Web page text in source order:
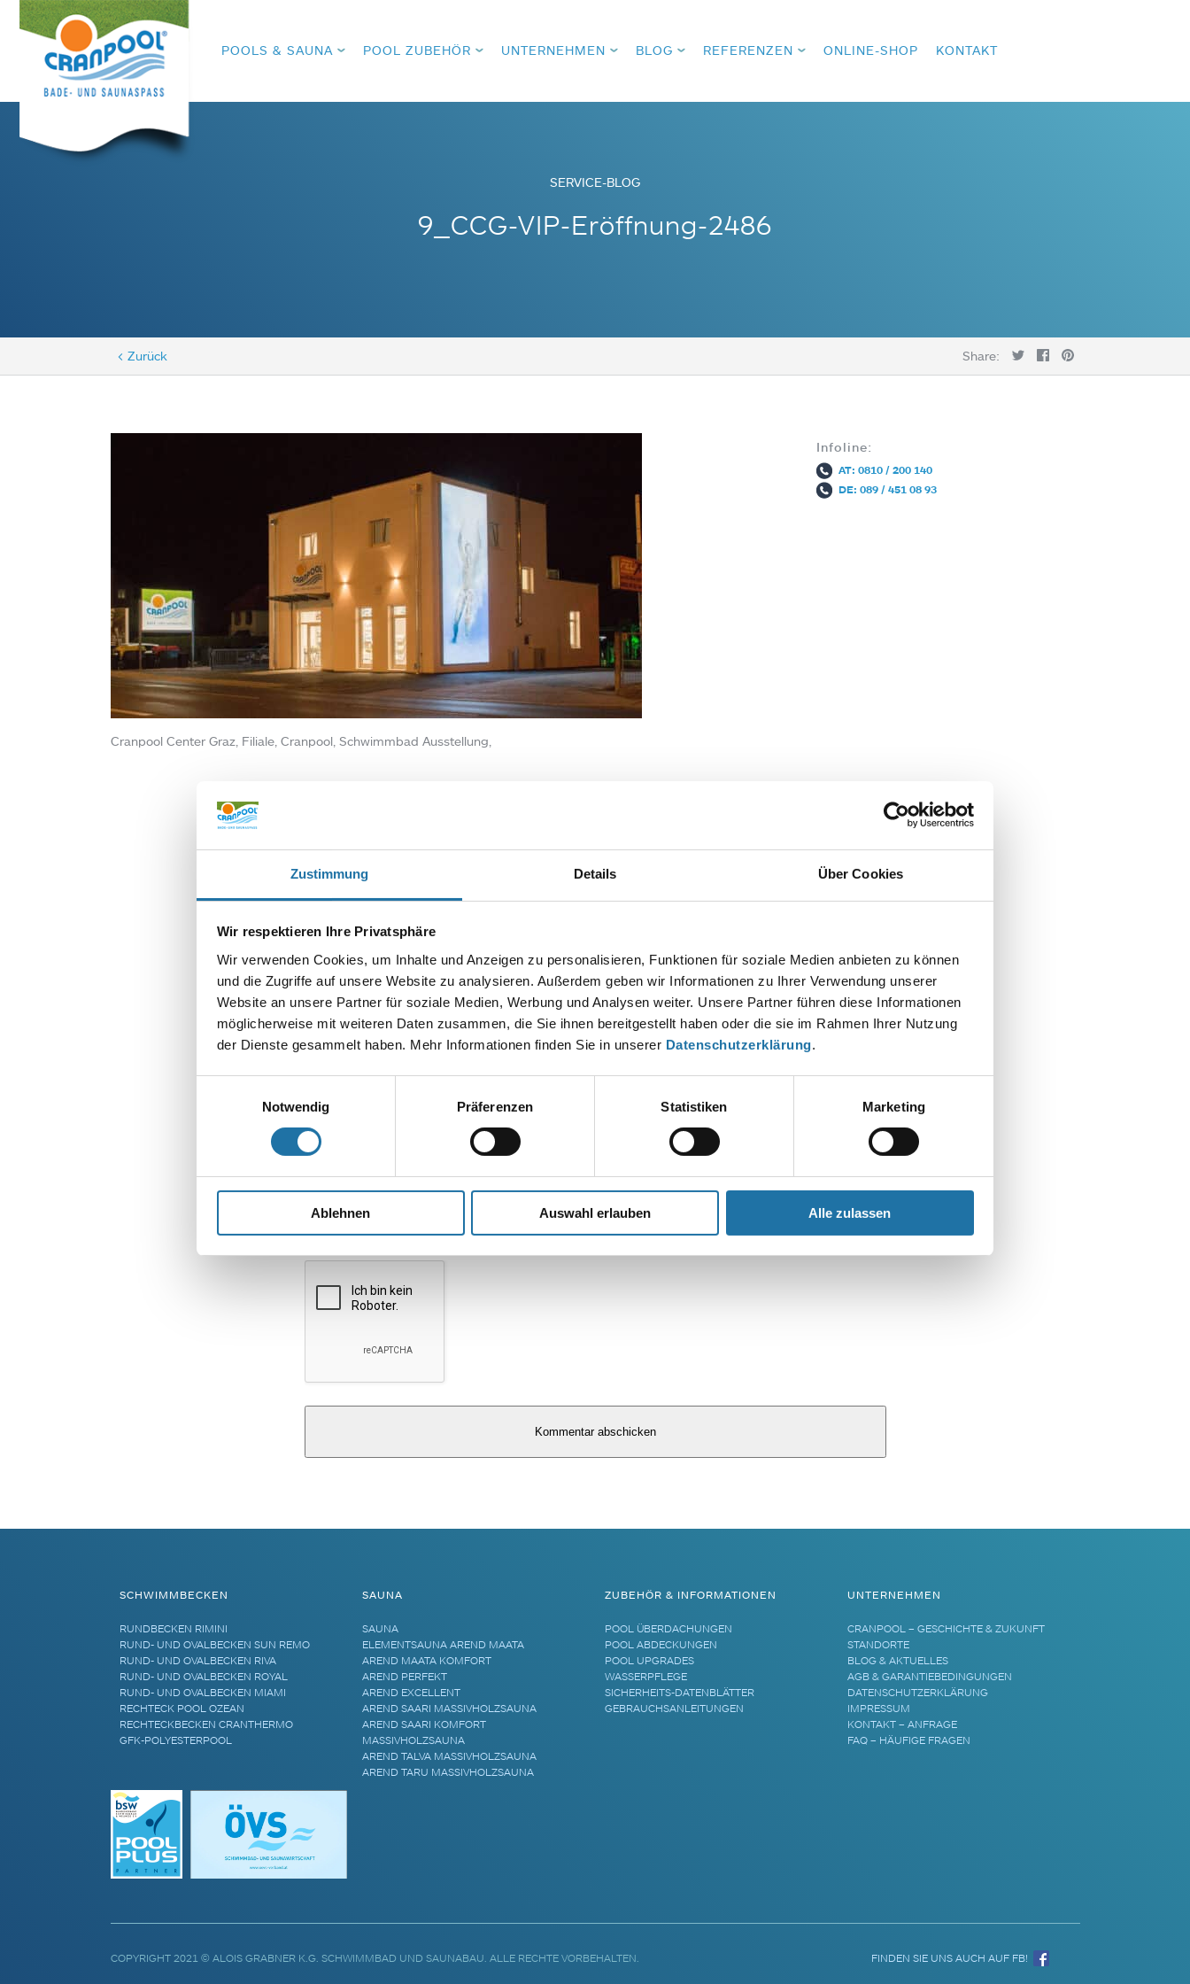
Zustimmung Details Über Cookies
Wir respektieren Ihre Privatsphäre
Wir verwenden Cookies, um Inhalte und Anzeigen zu personalisieren, Funktionen für soziale Medien anbieten zu können
und die Zugriffe auf unsere Website zu analysieren. Außerdem geben wir Informationen zu Ihrer Verwendung unserer
Website an unsere Partner für soziale Medien, Werbung und Analysen weiter. Unsere Partner führen diese Informationen
möglicherweise mit weiteren Daten zusammen, die Sie ihnen bereitgestellt haben oder die sie im Rahmen Ihrer Nutzung
der Dienste gesammelt haben. Mehr Informationen finden Sie in unserer Datenschutzerklärung.
Notwendig
Präferenzen Statistiken Marketing
Ablehnen Auswahl erlauben Alle zulassen
POOLS & SAUNA POOL ZUBEHÖR UNTERNEHMEN BLOG REFERENZEN ONLINE-SHOP KONTAKT
SERVICE-BLOG
9_CCG-VIP-Eröffnung-2486
< Zurück Share:
Cranpool Center Graz, Filiale, Cranpool, Schwimmbad Ausstellung,
Infoline:
AT: 0810 / 200 140
DE: 089 / 451 08 93
SCHREIBE EINEN KOMMENTAR
Kommentar*
Name
Website
SCHWIMMBECKEN
RUNDBECKEN RIMINI
RUND- UND OVALBECKEN SUN REMO
RUND- UND OVALBECKEN RIVA
RUND- UND OVALBECKEN ROYAL
RUND- UND OVALBECKEN MIAMI
RECHTECK POOL OZEAN
RECHTECKBECKEN CRANTHERMO
GFK-POLYESTERPOOL
SAUNA
SAUNA
ELEMENTSAUNA AREND MAATA
AREND MAATA KOMFORT
AREND PERFEKT
AREND EXCELLENT
AREND SAARI MASSIVHOLZSAUNA
AREND SAARI KOMFORT
MASSIVHOLZSAUNA
AREND TALVA MASSIVHOLZSAUNA
AREND TARU MASSIVHOLZSAUNA
ZUBEHÖR & INFORMATIONEN
POOL ÜBERDACHUNGEN
POOL ABDECKUNGEN
POOL UPGRADES
WASSERPFLEGE
SICHERHEITS-DATENBLÄTTER
GEBRAUCHSANLEITUNGEN
UNTERNEHMEN
CRANPOOL – GESCHICHTE & ZUKUNFT
STANDORTE
BLOG & AKTUELLES
AGB & GARANTIEBEDINGUNGEN
DATENSCHUTZERKLÄRUNG
IMPRESSUM
KONTAKT – ANFRAGE
FAQ – HÄUFIGE FRAGEN
COPYRIGHT 2021 © ALOIS GRABNER K.G. SCHWIMMBAD UND SAUNABAU. ALLE RECHTE VORBEHALTEN. FINDEN SIE UNS AUCH AUF FB!